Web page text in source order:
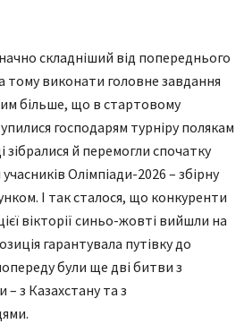
складніший від попереднього
тому виконати головне завдання
більше, що в стартовому
господарям турніру полякам
зібралися й перемогли спочатку
Олімпіади-2026 – збірну
І так сталося, що конкуренти
вікторії синьо-жовті вийшли на
гарантувала путівку до
були ще дві битви з
з Казахстану та з